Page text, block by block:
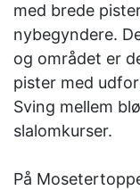
med brede
nybegyndere.
og området er
pister med
Sving mellem
slalomkurser.
På